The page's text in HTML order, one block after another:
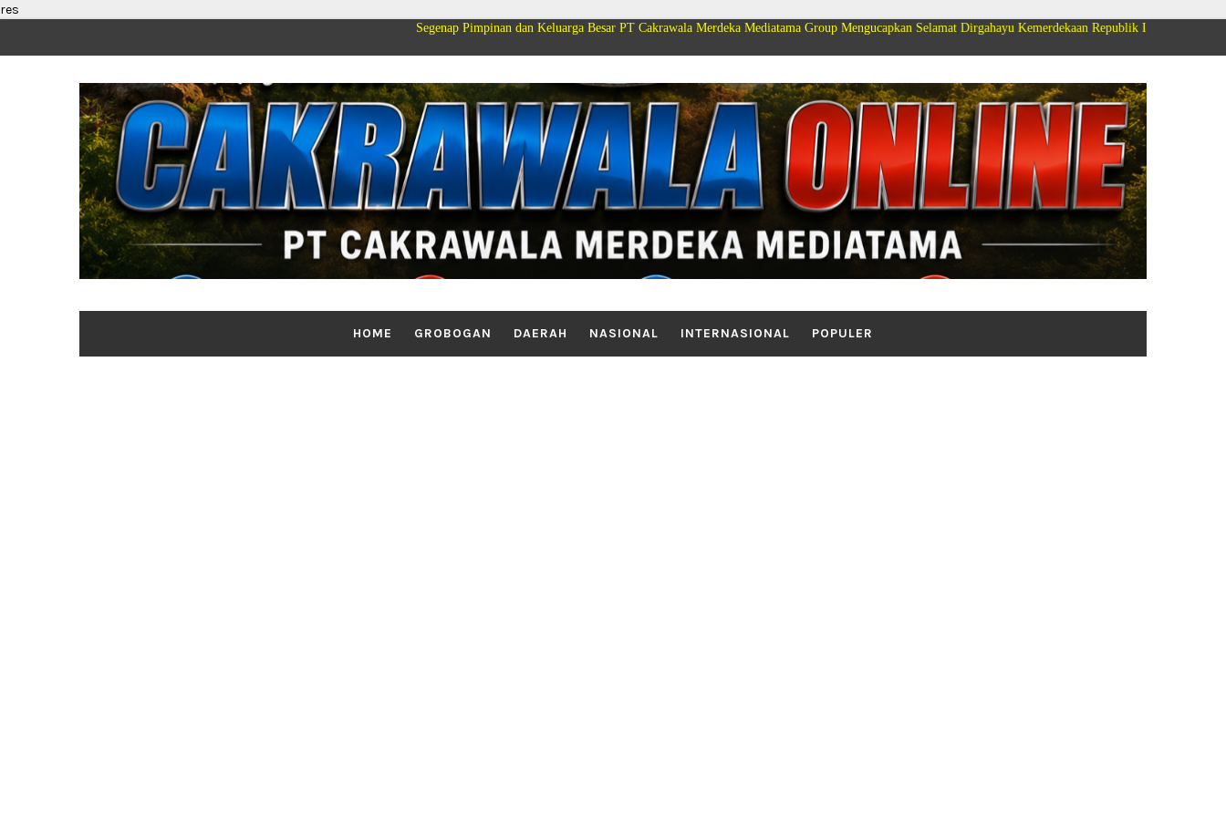
res
Segenap Pimpinan dan Keluarga Besar PT Cakrawala Merdeka Mediatama Group Mengucapkan Selamat Dirgahayu Kemerdekaan Republik Indonesia ke 81
HOME GROBOGAN DAERAH NASIONAL INTERNASIONAL POPULER